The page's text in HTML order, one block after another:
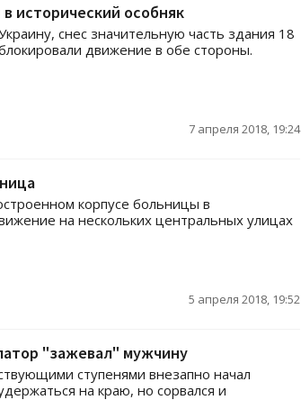
исторический особняк
снес значительную часть здания 18
движение в обе стороны.
7 апреля 2018, 19:24
корпусе больницы в
на нескольких центральных улицах
5 апреля 2018, 19:52
"зажевал" мужчину
ступенями внезапно начал
на краю, но сорвался и